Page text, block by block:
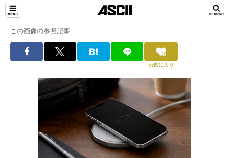
この画像の参照記事
お気に入り